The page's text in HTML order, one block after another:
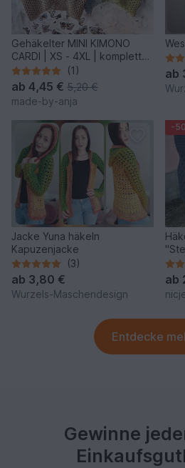
Gehäkelter MINI KIMONO
CARDI | XS - 4XL | komplett
anpassbar
(1)
ab 4,45 € 5,20 €
made-by-anja
ab
Jacke Yuna häkeln
Kapuzenjacke
(3)
ab 3,80 €
Wurzels-Maschendesign
-
ab
Entdecke
Gewinne